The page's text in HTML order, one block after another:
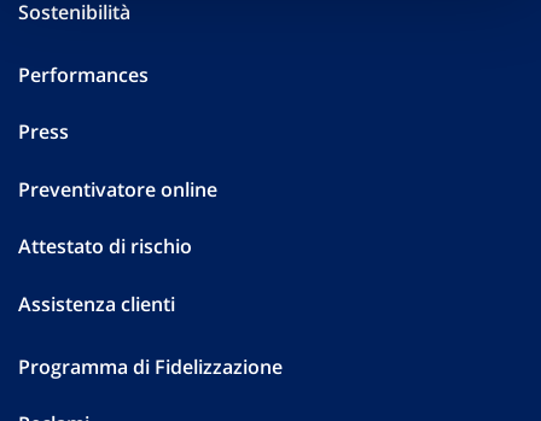
Sostenibilità
Performances
Press
Preventivatore online
Attestato di rischio
Assistenza clienti
Programma di Fidelizzazione